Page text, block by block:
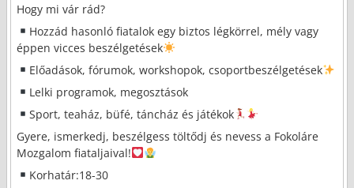
Hogy mi vár rád?
Hozzád hasonló fiatalok egy biztos légkörrel, mély vagy
éppen vicces beszélgetések
Előadások, fórumok, workshopok, csoportbeszélgetések
Lelki programok, megosztások
Sport, teaház, büfé, táncház és játékok
Gyere, ismerkedj, beszélgess töltődj és nevess a Fokoláre
Mozgalom fiataljaival!
Korhatár:18-30